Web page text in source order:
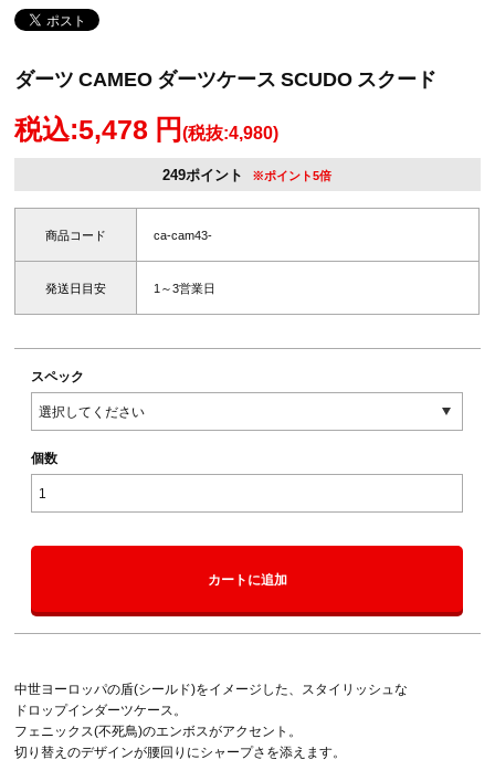
ダーツ CAMEO ダーツケース SCUDO スクード
税込:5,478 円(税抜:4,980)
249ポイント ※ポイント5倍
商品コード ca-cam43-
発送日目安 1～3営業日
スペック
個数
カートに追加
中世ヨーロッパの盾(シールド)をイメージした、スタイリッシュな
ドロップインダーツケース。
フェニックス(不死鳥)のエンボスがアクセント。
切り替えのデザインが腰回りにシャープさを添えます。